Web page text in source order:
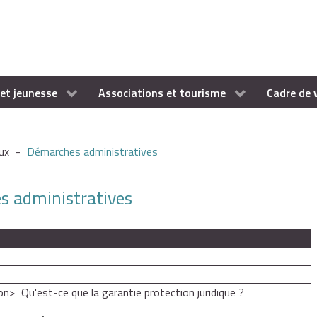
jeunesse Associations et tourisme Cadre de
- Démarches administratives
administratives
Qu'est-ce que la garantie protection juridique ?